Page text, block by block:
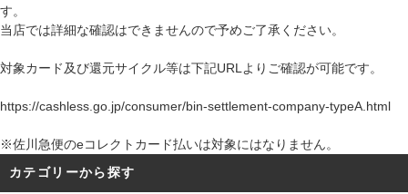
す。
当店では詳細な確認はできませんので予めご了承ください。
対象カード及び還元サイクル等は下記URLよりご確認が可能です。
https://cashless.go.jp/consumer/bin-settlement-company-typeA.html
※佐川急便のeコレクトカード払いは対象にはなりません。
カテゴリーから探す